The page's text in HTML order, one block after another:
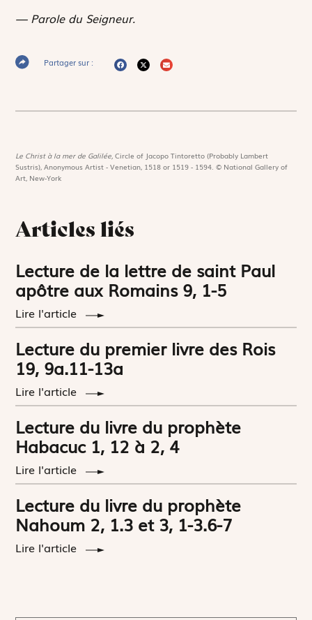
— Parole du Seigneur.
Partager sur :
Le Christ à la mer de Galilée,Circle of Jacopo Tintoretto (Probably Lambert
Sustris), Anonymous Artist - Venetian, 1518 or 1519 - 1594. © National Gallery of
Art, New-York
Articles liés
Lecture de la lettre de saint Paul
apôtre aux Romains 9, 1-5
Lire l'article
Lecture du premier livre des Rois
19, 9a.11-13a
Lire l'article
Lecture du livre du prophète
Habacuc 1, 12 à 2, 4
Lire l'article
Lecture du livre du prophète
Nahoum 2, 1.3 et 3, 1-3.6-7
Lire l'article